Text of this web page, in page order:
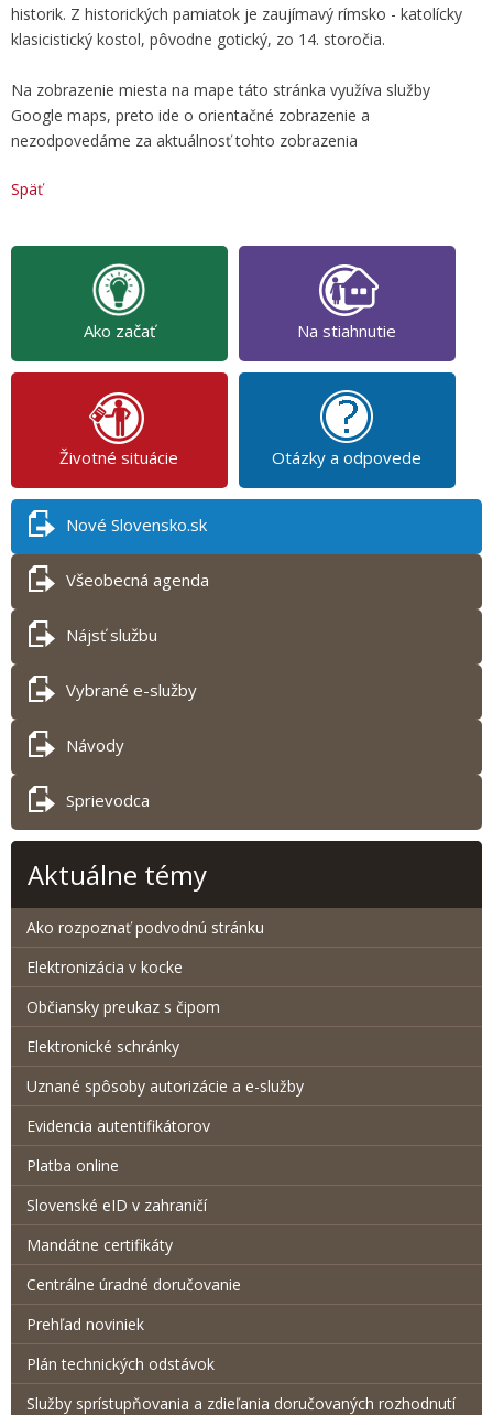
historik. Z historických pamiatok je zaujímavý rímsko - katolícky
klasicistický kostol, pôvodne gotický, zo 14. storočia.
Na zobrazenie miesta na mape táto stránka využíva služby
Google maps, preto ide o orientačné zobrazenie a
nezodpovedáme za aktuálnosť tohto zobrazenia
Späť
Ako začať Na stiahnutie
Životné situácie Otázky a odpovede
Nové Slovensko.sk
Všeobecná agenda
Nájsť službu
Vybrané e-služby
Návody
Sprievodca
Aktuálne témy
Ako rozpoznať podvodnú stránku
Elektronizácia v kocke
Občiansky preukaz s čipom
Elektronické schránky
Uznané spôsoby autorizácie a e-služby
Evidencia autentifikátorov
Platba online
Slovenské eID v zahraničí
Mandátne certifikáty
Centrálne úradné doručovanie
Prehľad noviniek
Plán technických odstávok
Služby sprístupňovania a zdieľania doručovaných rozhodnutí